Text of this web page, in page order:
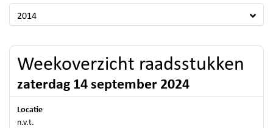
2014
Weekoverzicht raadsstukken
zaterdag 14 september 2024
Locatie
n.v.t.